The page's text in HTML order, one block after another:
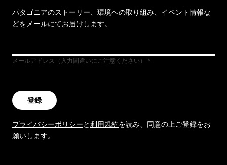
パタゴニアのストーリー、環境への取り組み、イベント情報な
どをメールにてお届けします。
メールアドレス（入力間違いにご注意ください）
登録
プライバシーポリシーと利用規約を読み、同意の上ご登録をお
願いします。